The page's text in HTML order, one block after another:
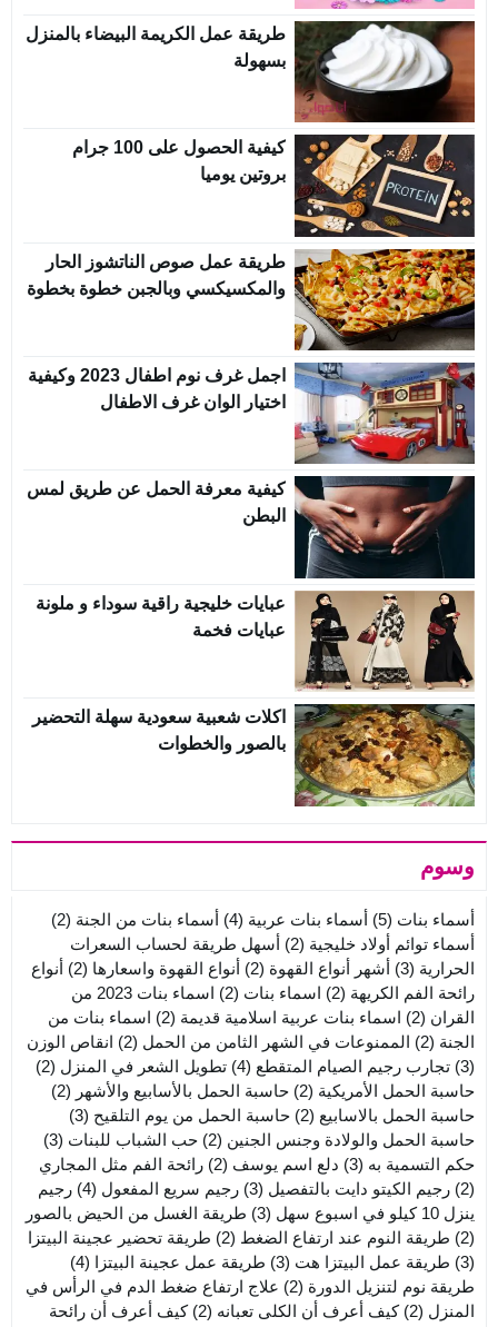
طريقة عمل الكريمة البيضاء بالمنزل
بسهولة
كيفية الحصول على 100 جرام
بروتين يوميا
طريقة عمل صوص الناتشوز الحار
والمكسيكسي وبالجبن خطوة بخطوة
اجمل غرف نوم اطفال 2023 وكيفية
اختيار الوان غرف الاطفال
كيفية معرفة الحمل عن طريق لمس
البطن
عبايات خليجية راقية سوداء و ملونة
عبايات فخمة
اكلات شعبية سعودية سهلة التحضير
بالصور والخطوات
وسوم
أسماء بنات (5) أسماء بنات عربية (4) أسماء بنات من الجنة (2)
أسماء توائم أولاد خليجية (2)
أسهل طريقة لحساب السعرات
الحرارية (3) أشهر أنواع القهوة (2) أنواع القهوة واسعارها (2)
أنواع
رائحة الفم الكريهة (2) اسماء بنات (2)
اسماء بنات 2023 من
القران (2) اسماء بنات عربية اسلامية قديمة (2)
اسماء بنات من
الجنة (2) الممنوعات في الشهر الثامن من الحمل (2)
انقاص الوزن
(3)
تجارب رجيم الصيام المتقطع (4) تطويل الشعر في المنزل (2)
حاسبة الحمل الأمريكية (2) حاسبة الحمل بالأسابيع والأشهر (2)
حاسبة الحمل بالاسابيع (2) حاسبة الحمل من يوم التلقيح (3)
حاسبة الحمل والولادة وجنس الجنين (2) حب الشباب للبنات (3)
حكم التسمية به (3) دلع اسم يوسف (2)
رائحة الفم مثل المجاري
(2)
رجيم الكيتو دايت بالتفصيل (3) رجيم سريع المفعول (4)
رجيم
ينزل 10 كيلو في اسبوع سهل
(3)
طريقة الغسل من الحيض بالصور
(2)
طريقة النوم عند ارتفاع الضغط (2)
طريقة تحضير عجينة البيتزا
(3)
طريقة عمل البيتزا هت (3) طريقة عمل عجينة البيتزا (4)
طريقة نوم لتنزيل الدورة (2)
علاج ارتفاع ضغط الدم في الرأس في
المنزل (2) كيف أعرف أن الكلى تعبانه (2)
كيف أعرف أن رائحة